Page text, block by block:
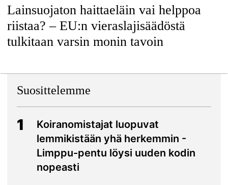
Lainsuojaton haittaeläin vai helppoa
riistaa? – EU:n vieraslajisäädöstä
tulkitaan varsin monin tavoin
Suosittelemme
1
Koiranomistajat luopuvat
lemmikistään yhä herkemmin -
Limppu-pentu löysi uuden kodin
nopeasti